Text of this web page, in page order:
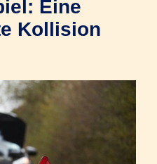
Eine
Kollision